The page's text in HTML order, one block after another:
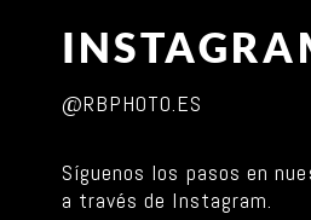
@RBPHOTO.ES
Síguenos los pasos en
a través de Instagram.